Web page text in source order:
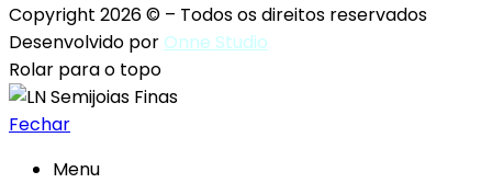
Copyright 2026 © – Todos os direitos reservados
Desenvolvido por Onne Studio
Rolar para o topo
Fechar
Menu